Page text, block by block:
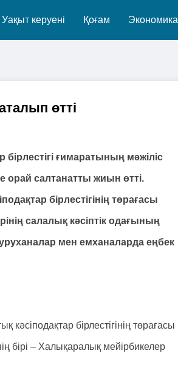
Уақыт керуені Қоғам Экономика
өтті
ғимаратының мәжіліс
орай салтанатты жиын өтті.
бірлестігінің төрағасы
салалық кәсіптік одағының
мен емханаларда еңбек
бірлестігінің төрағасы
бірі – Халықаралық мейірбикелер